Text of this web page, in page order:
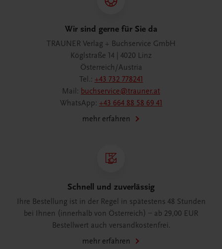
Wir sind gerne für Sie da
TRAUNER Verlag + Buchservice GmbH
Köglstraße 14 | 4020 Linz
Österreich/Austria
Tel.: +43 732 778241
Mail: buchservice@trauner.at
WhatsApp: +43 664 88 58 69 41
mehr erfahren
Schnell und zuverlässig
Ihre Bestellung ist in der Regel in spätestens 48 Stunden
bei Ihnen (innerhalb von Österreich) – ab 29,00 EUR
Bestellwert auch versandkostenfrei.
mehr erfahren